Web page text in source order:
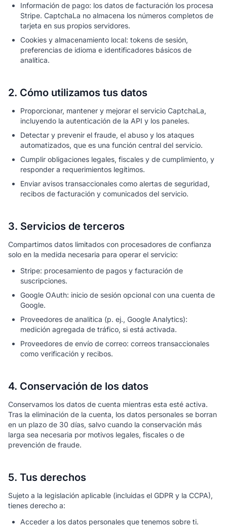
Información de pago: los datos de facturación los procesa
Stripe. CaptchaLa no almacena los números completos de
tarjeta en sus propios servidores.
Cookies y almacenamiento local: tokens de sesión,
preferencias de idioma e identificadores básicos de
analítica.
2. Cómo utilizamos tus datos
Proporcionar, mantener y mejorar el servicio CaptchaLa,
incluyendo la autenticación de la API y los paneles.
Detectar y prevenir el fraude, el abuso y los ataques
automatizados, que es una función central del servicio.
Cumplir obligaciones legales, fiscales y de cumplimiento, y
responder a requerimientos legítimos.
Enviar avisos transaccionales como alertas de seguridad,
recibos de facturación y comunicados del servicio.
3. Servicios de terceros
Compartimos datos limitados con procesadores de confianza
solo en la medida necesaria para operar el servicio:
Stripe: procesamiento de pagos y facturación de
suscripciones.
Google OAuth: inicio de sesión opcional con una cuenta de
Google.
Proveedores de analítica (p. ej., Google Analytics):
medición agregada de tráfico, si está activada.
Proveedores de envío de correo: correos transaccionales
como verificación y recibos.
4. Conservación de los datos
Conservamos los datos de cuenta mientras esta esté activa.
Tras la eliminación de la cuenta, los datos personales se borran
en un plazo de 30 días, salvo cuando la conservación más
larga sea necesaria por motivos legales, fiscales o de
prevención de fraude.
5. Tus derechos
Sujeto a la legislación aplicable (incluidas el GDPR y la CCPA),
tienes derecho a:
Acceder a los datos personales que tenemos sobre ti.